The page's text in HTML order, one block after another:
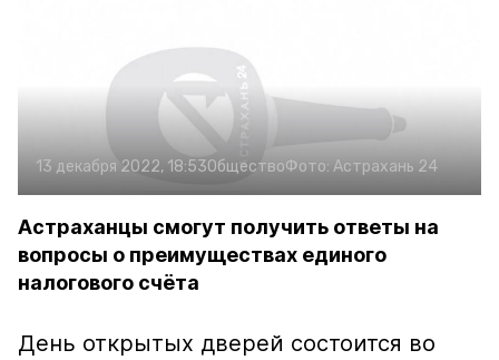
13 декабря 2022, 18:53ОбществоФото: Астрахань 24
Астраханцы смогут получить ответы на
вопросы о преимуществах единого
налогового счёта
День открытых дверей состоится во